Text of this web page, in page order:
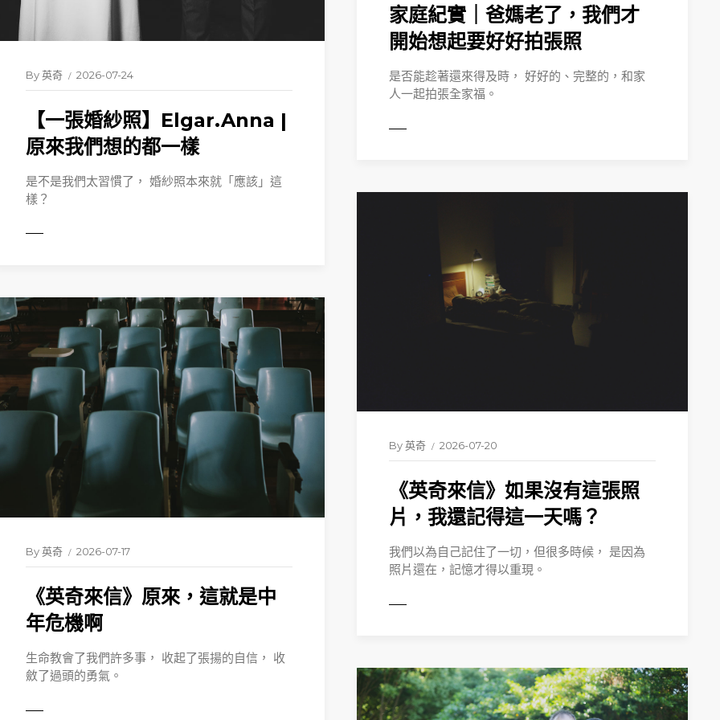
By英奇 2026-07-24
【一張婚紗照】Elgar.Anna |
原來我們想的都一樣
是不是我們太習慣了， 婚紗照本來就「應該」這
樣？
家庭紀實｜爸媽老了，我們才
開始想起要好好拍張照
是否能趁著還來得及時， 好好的、完整的，和家
人一起拍張全家福。
By英奇 2026-07-20
《英奇來信》如果沒有這張照
片，我還記得這一天嗎？
我們以為自己記住了一切，但很多時候， 是因為
照片還在，記憶才得以重現。
By英奇 2026-07-17
《英奇來信》原來，這就是中
年危機啊
生命教會了我們許多事， 收起了張揚的自信， 收
斂了過頭的勇氣。